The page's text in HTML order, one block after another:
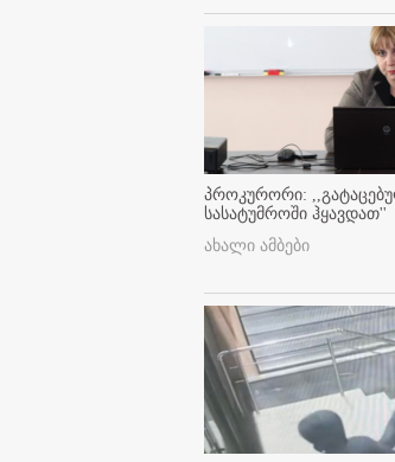
პროკურორი:
სასატუმროში ჰყავდათ''
ახალი ამბები